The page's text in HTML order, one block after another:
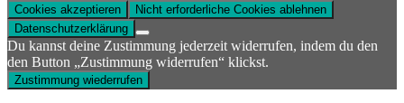
Cookies akzeptieren
Nicht erforderliche Cookies ablehnen
Datenschutzerklärung
Du kannst deine Zustimmung jederzeit widerrufen, indem du den
den Button „Zustimmung widerrufen“ klickst.
Zustimmung wiederrufen